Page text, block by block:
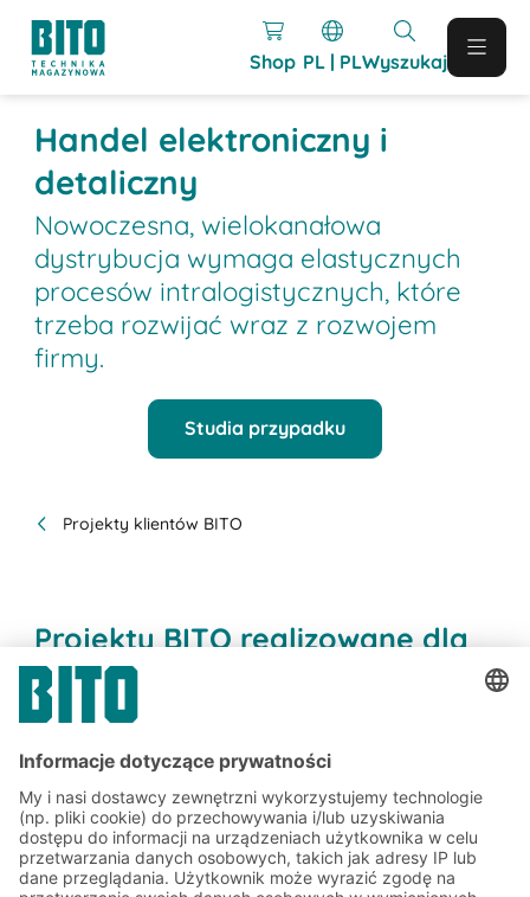
Shop PL | PLWyszukaj
Handel elektroniczny i
detaliczny
Nowoczesna, wielokanałowa
dystrybucja wymaga elastycznych
procesów intralogistycznych, które
trzeba rozwijać wraz z rozwojem
firmy.
Studia przypadku
Projekty klientów BITO
Projekty BITO realizowane dla
branż handlu elektronicznego i
detalicznego
Zapisz się do newslettera
BITO już teraz: